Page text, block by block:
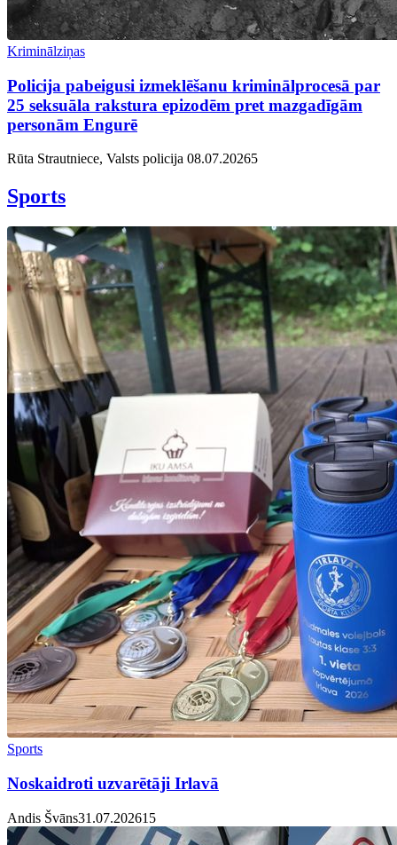
Kriminālziņas
Policija pabeigusi izmeklēšanu kriminālprocesā par
25 seksuāla rakstura epizodēm pret mazgadīgām
personām Engurē
Rūta Strautniece, Valsts policija 08.07.20265
Sports
Sports
Noskaidroti uzvarētāji Irlavā
Andis Švāns31.07.20261 5